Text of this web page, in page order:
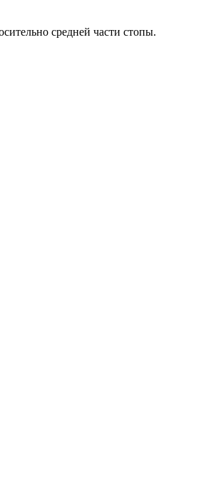
средней части стопы.